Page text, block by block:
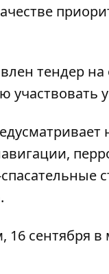
тендер на
участвовать
16 сентября